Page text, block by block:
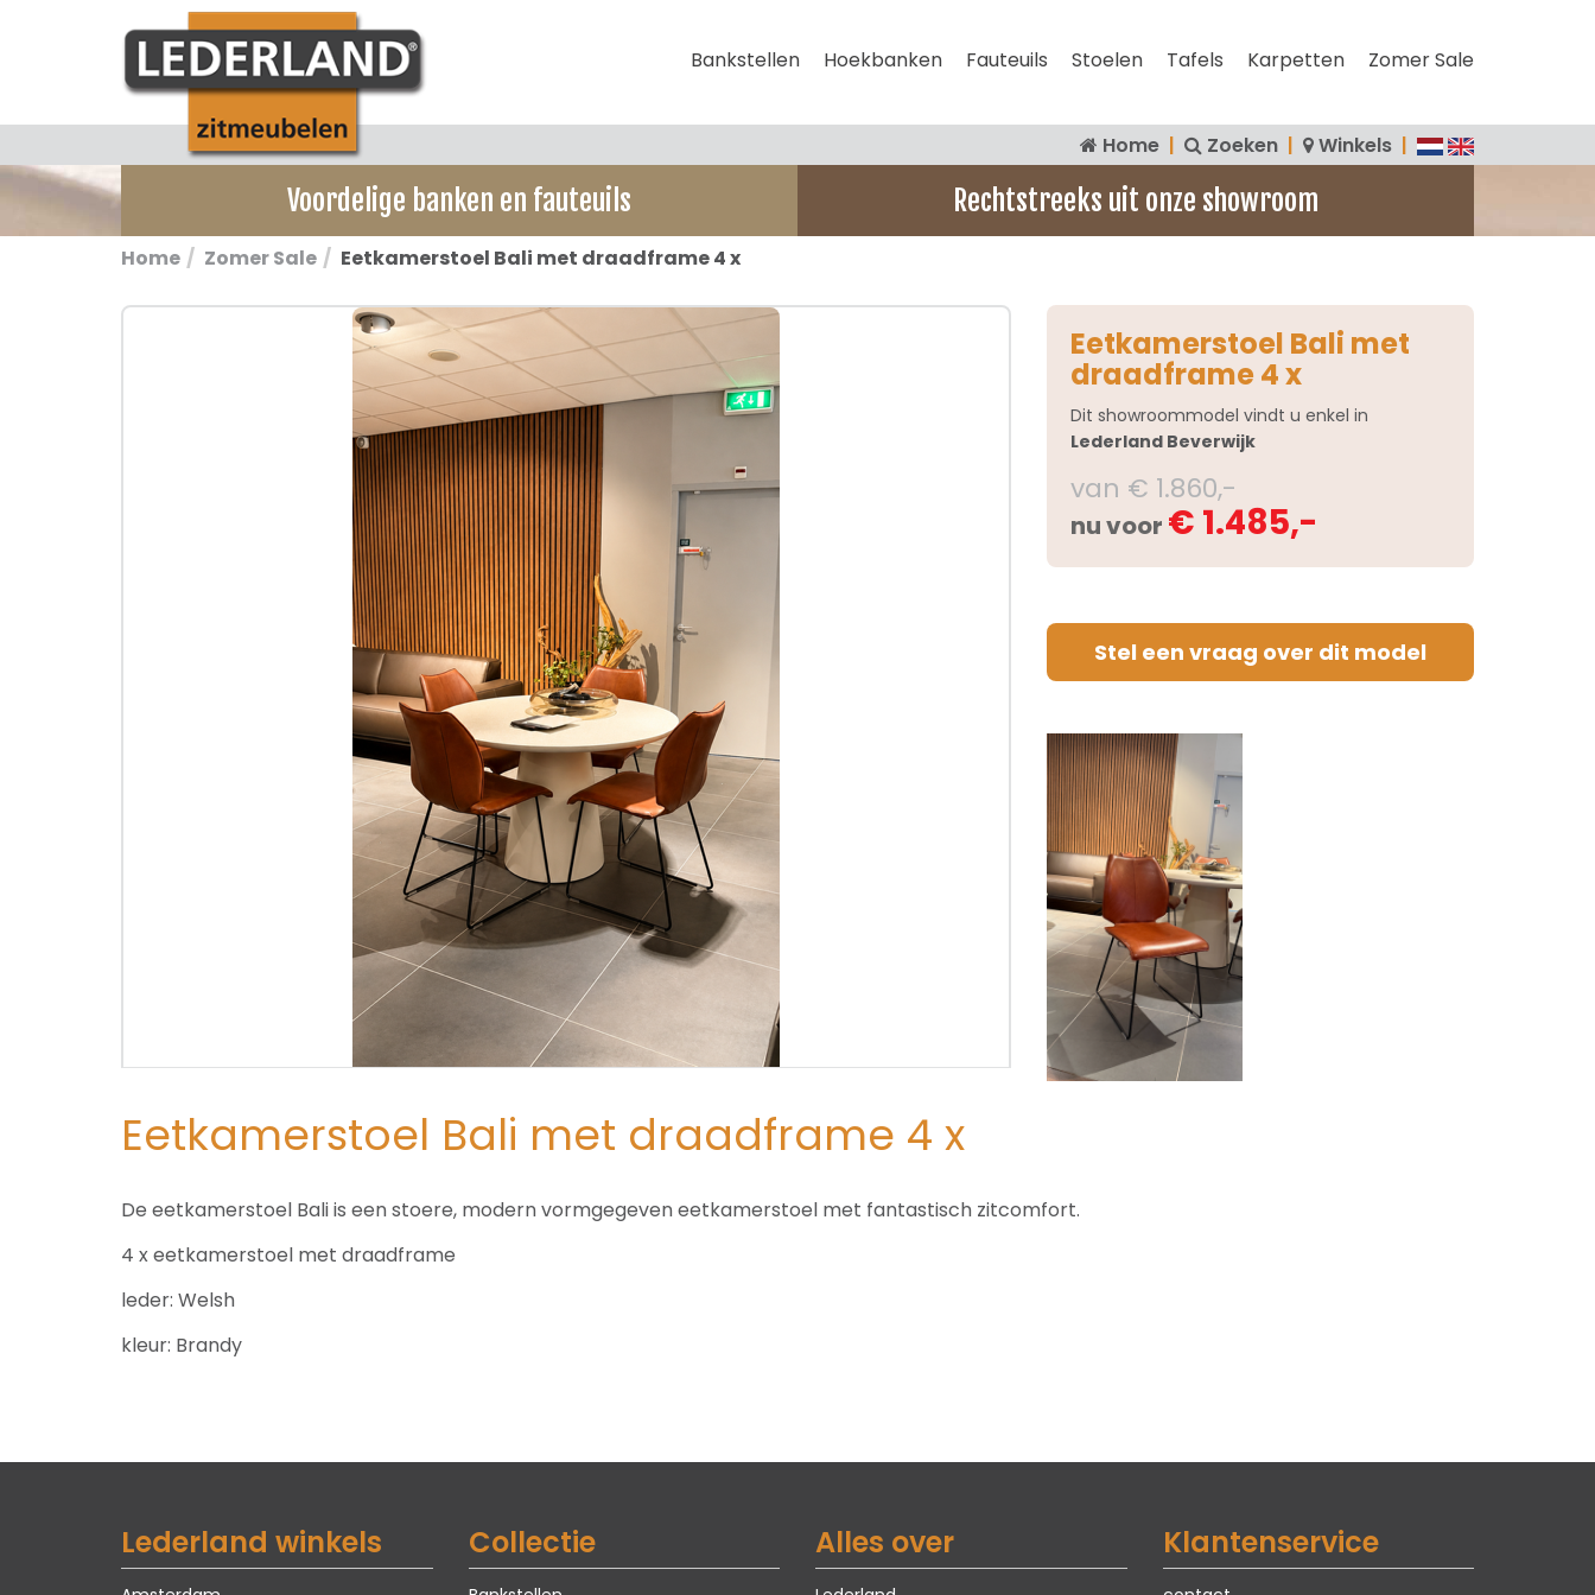
Bankstellen Hoekbanken Fauteuils Stoelen Tafels Karpetten Zomer Sale
Home | Zoeken | Winkels |
Voordelige banken en fauteuils Rechtstreeks uit onze showroom
Home Zomer Sale Eetkamerstoel Bali met draadframe 4 x
Eetkamerstoel Bali met
draadframe 4 x
Dit showroommodel vindt u enkel in
Lederland Beverwijk
van € 1.860,-
nu voor € 1.485,-
Stel een vraag over dit model
Eetkamerstoel Bali met draadframe 4 x
De eetkamerstoel Bali is een stoere, modern vormgegeven eetkamerstoel met fantastisch zitcomfort.
4 x eetkamerstoel met draadframe
leder: Welsh
kleur: Brandy
Lederland winkels Collectie Alles over Klantenservice